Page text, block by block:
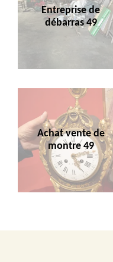
Entreprise de
débarras 49
Achat vente de
montre 49